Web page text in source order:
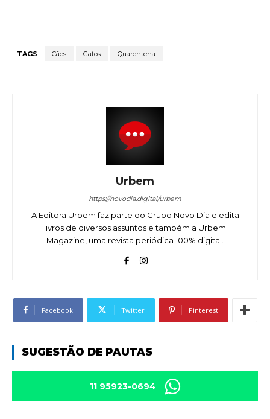
TAGS Cães Gatos Quarentena
Urbem
https://novodia.digital/urbem
A Editora Urbem faz parte do Grupo Novo Dia e edita
livros de diversos assuntos e também a Urbem
Magazine, uma revista periódica 100% digital.
Facebook Twitter Pinterest
SUGESTÃO DE PAUTAS
11 95923-0694